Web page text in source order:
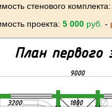
стенового
проекта: 5 000 руб. -